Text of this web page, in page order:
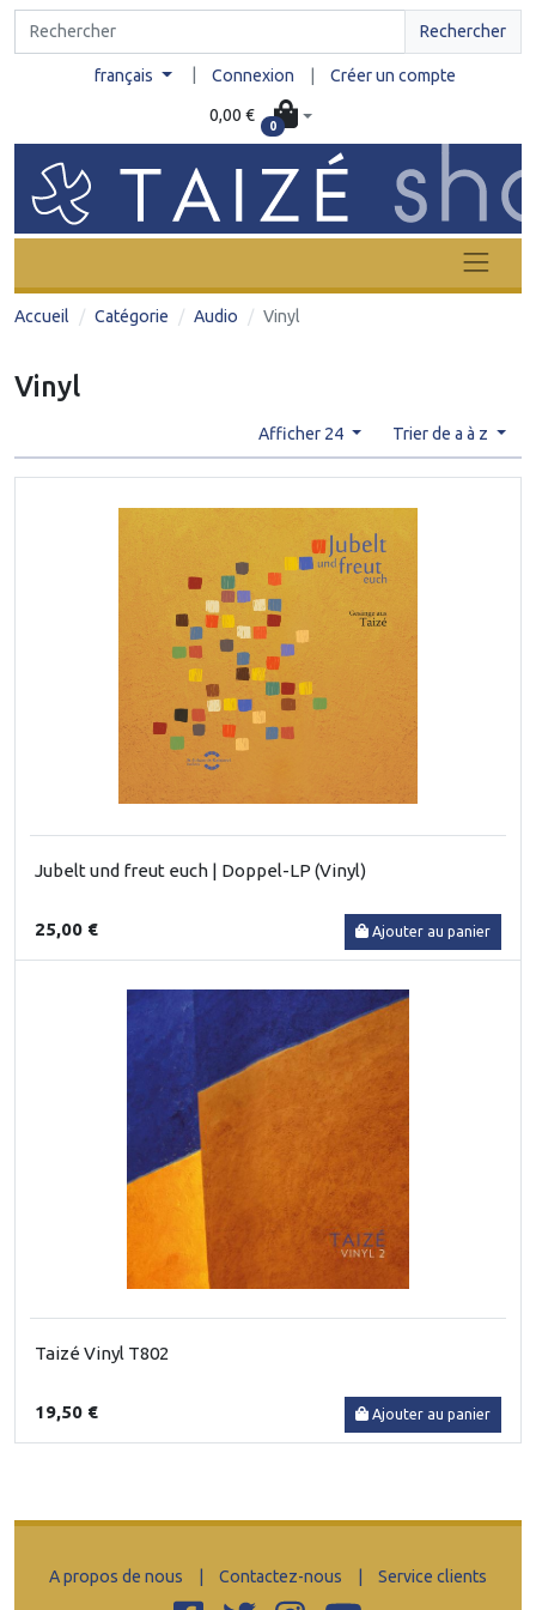
Rechercher
français Connexion Créer un compte
0,00 €
0
Accueil Catégorie Audio Vinyl
Vinyl
Afficher 24 Trier de a à z
Jubelt und freut euch | Doppel-LP (Vinyl)
25,00 € Ajouter au panier
Taizé Vinyl T802
19,50 € Ajouter au panier
A propos de nous Contactez-nous Service clients